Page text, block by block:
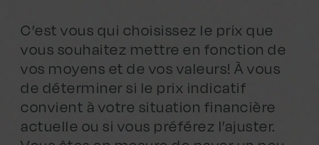
C’est vous qui choisissez le prix que
vous souhaitez mettre en fonction de
vos moyens et de vos valeurs! À vous
de déterminer si le prix indicatif
convient à votre situation financière
actuelle ou si vous préférez l’ajuster.